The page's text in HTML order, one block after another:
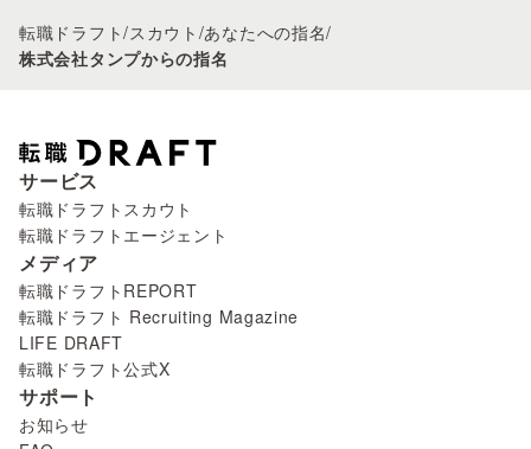
転職ドラフト/スカウト /あなたへの指名/
株式会社タンプからの指名
サービス
転職ドラフトスカウト
転職ドラフトエージェント
メディア
転職ドラフトREPORT
転職ドラフト Recruiting Magazine
LIFE DRAFT
転職ドラフト公式X
サポート
お知らせ